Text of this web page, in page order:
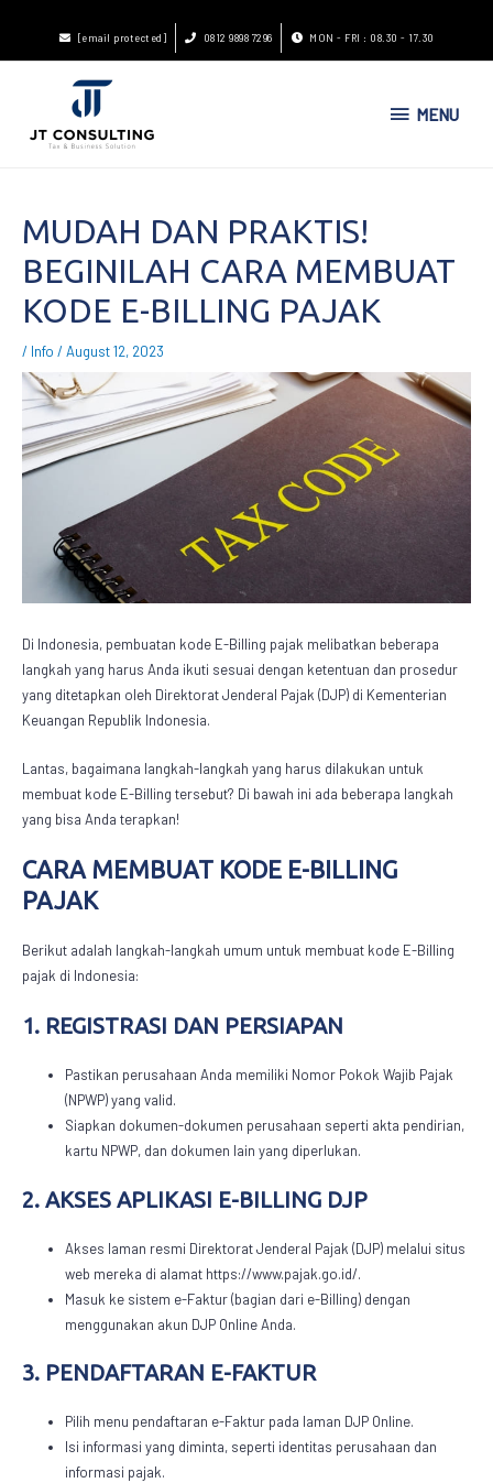
[email protected] 0812 9898 7296 MON - FRI : 08.30 - 17.30
MENU
MUDAH DAN PRAKTIS!
BEGINILAH CARA MEMBUAT
KODE E-BILLING PAJAK
/ Info /August 12, 2023
Di Indonesia, pembuatan kode E-Billing pajak melibatkan beberapa
langkah yang harus Anda ikuti sesuai dengan ketentuan dan prosedur
yang ditetapkan oleh Direktorat Jenderal Pajak (DJP) di Kementerian
Keuangan Republik Indonesia.
Lantas, bagaimana langkah-langkah yang harus dilakukan untuk
membuat kode E-Billing tersebut? Di bawah ini ada beberapa langkah
yang bisa Anda terapkan!
CARA MEMBUAT KODE E-BILLING
PAJAK
Berikut adalah langkah-langkah umum untuk membuat kode E-Billing
pajak di Indonesia:
1. REGISTRASI DAN PERSIAPAN
Pastikan perusahaan Anda memiliki Nomor Pokok Wajib Pajak
(NPWP) yang valid.
Siapkan dokumen-dokumen perusahaan seperti akta pendirian,
kartu NPWP, dan dokumen lain yang diperlukan.
2. AKSES APLIKASI E-BILLING DJP
Akses laman resmi Direktorat Jenderal Pajak (DJP) melalui situs
web mereka di alamat https://www.pajak.go.id/.
Masuk ke sistem e-Faktur (bagian dari e-Billing) dengan
menggunakan akun DJP Online Anda.
3. PENDAFTARAN E-FAKTUR
Pilih menu pendaftaran e-Faktur pada laman DJP Online.
Isi informasi yang diminta, seperti identitas perusahaan dan
informasi pajak.